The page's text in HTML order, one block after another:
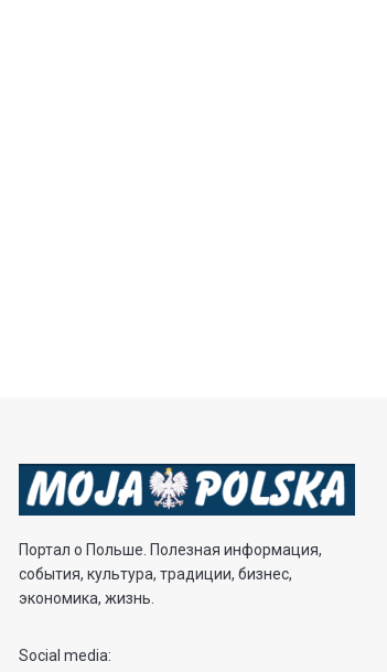
Портал о Польше. Полезная информация,
события, культура, традиции, бизнес,
экономика, жизнь.
Social media: